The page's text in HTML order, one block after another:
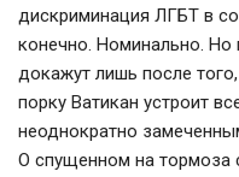
дискриминация ЛГБТ в
конечно. Номинально. Но
докажут лишь после
порку Ватикан устроит
неоднократно
О спущенном на тормоза